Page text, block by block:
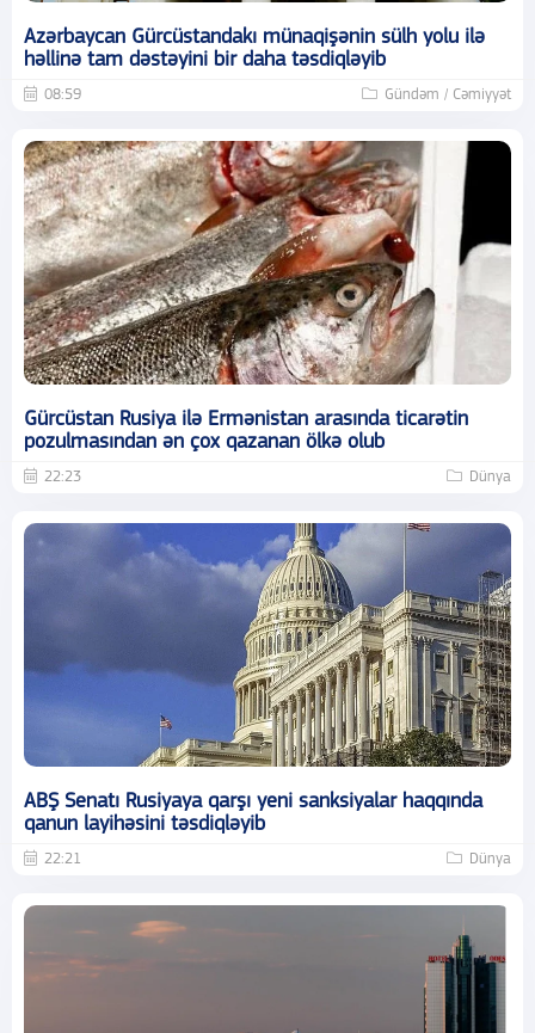
Azərbaycan Gürcüstandakı münaqişənin sülh yolu ilə
həllinə tam dəstəyini bir daha təsdiqləyib
08:59 Gündəm / Cəmiyyət
Gürcüstan Rusiya ilə Ermənistan arasında ticarətin
pozulmasından ən çox qazanan ölkə olub
22:23 Dünya
ABŞ Senatı Rusiyaya qarşı yeni sanksiyalar haqqında
qanun layihəsini təsdiqləyib
22:21 Dünya